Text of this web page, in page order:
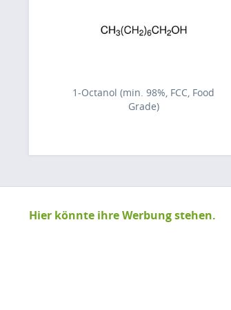
1-Octanol (min. 98%, FCC, Food
Grade)
Hier könnte ihre Werbung stehen.